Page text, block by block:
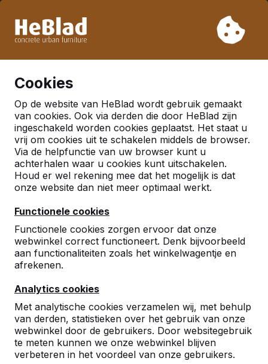
week 33. Houdt u daarom rekening met langere levertijden.
Cookies
Op de website van HeBlad wordt gebruik gemaakt
van cookies. Ook via derden die door HeBlad zijn
ingeschakeld worden cookies geplaatst. Het staat u
vrij om cookies uit te schakelen middels de browser.
Via de helpfunctie van uw browser kunt u
achterhalen waar u cookies kunt uitschakelen.
Houd er wel rekening mee dat het mogelijk is dat
onze website dan niet meer optimaal werkt.
Functionele cookies
Functionele cookies zorgen ervoor dat onze
webwinkel correct functioneert. Denk bijvoorbeeld
aan functionaliteiten zoals het winkelwagentje en
afrekenen.
Analytics cookies
Met analytische cookies verzamelen wij, met behulp
van derden, statistieken over het gebruik van onze
webwinkel door de gebruikers. Door websitegebruik
te meten kunnen we onze webwinkel blijven
verbeteren in het voordeel van onze gebruikers.
Al meer dan 30.000 producten verkocht
Pagina's gevonden met
tagTafeltennisbatjes
Accessoires
Balletjes, batjes, schaakstukken, damstenen en
pionnen. Maar ook losse onderdelen ter
reparatie inclusief instructie.
Pingpongtafels
Een speltafel voor oneindig buitenspeelplezier:
weerbestendig, oerdegelijk en daarom dus een